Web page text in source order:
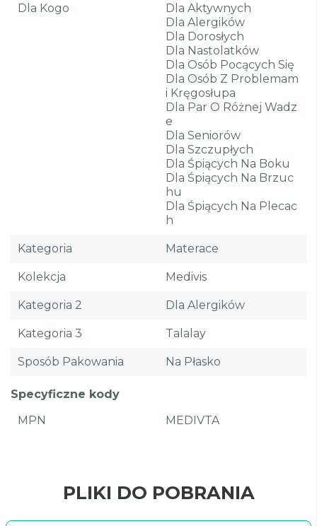
Dla Kogo
Dla Aktywnych
Dla Alergików
Dla Dorosłych
Dla Nastolatków
Dla Osób Pocących Się
Dla Osób Z Problemam
I Kręgosłupa
Dla Par O Różnej Wadz
E
Dla Seniorów
Dla Szczupłych
Dla Śpiących Na Boku
Dla Śpiących Na Brzuc
Hu
Dla Śpiących Na Plecac
H
Kategoria Materace
Kolekcja Medivis
Kategoria 2 Dla Alergików
Kategoria 3 Talalay
Sposób Pakowania Na Płasko
Specyficzne kody
MPN
MEDIVTA
PLIKI DO POBRANIA